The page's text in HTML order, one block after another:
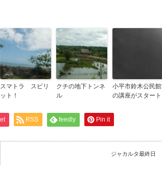
スマトラ スピリ
ット！
クチの地下トンネ
ル
小平市鈴木公民館
の講座がスタート
RSS feedly Pin it
ジャカルタ最終日